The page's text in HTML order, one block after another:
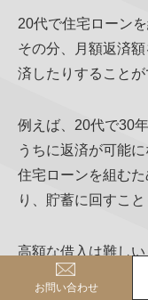
20代で住宅ローン
その分、月額返済
済したりすることが
例えば、20代で30
うちに返済が可能
住宅ローンを組む
り、貯蓄に回すこ
高額な借入は難し
しやすいのは、20
お問い合わせ
お問い合わせ